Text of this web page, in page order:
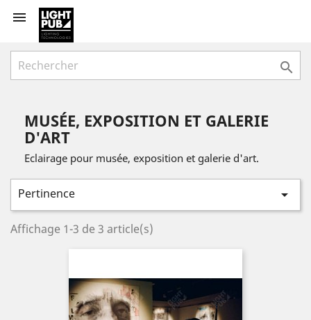


MUSÉE, EXPOSITION ET GALERIE
D'ART
Eclairage pour musée, exposition et galerie d'art.
Pertinence 
Affichage 1-3 de 3 article(s)